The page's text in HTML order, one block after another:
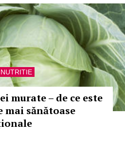
NUTRITIE
murate – de ce este
mai sănătoase